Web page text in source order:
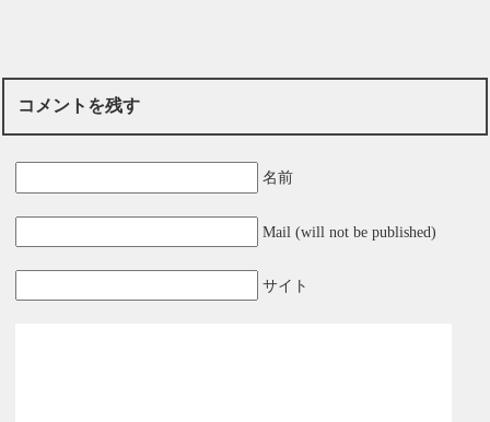
コメントを残す
名前
Mail (will not be published)
サイト